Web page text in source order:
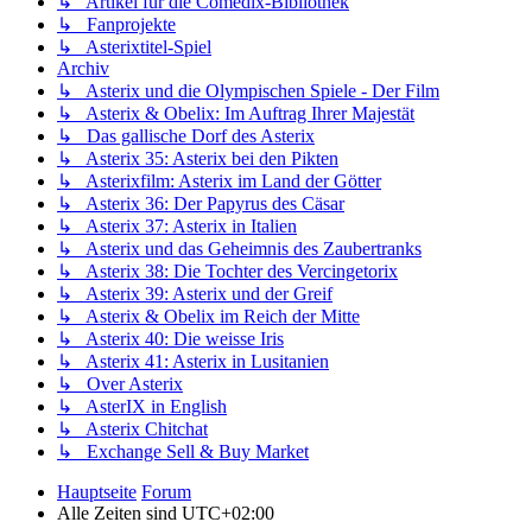
↳ Fanprojekte
↳ Asterixtitel-Spiel
Archiv
↳ Asterix und die Olympischen Spiele - Der Film
↳ Asterix & Obelix: Im Auftrag Ihrer Majestät
↳ Das gallische Dorf des Asterix
↳ Asterix 35: Asterix bei den Pikten
↳ Asterixfilm: Asterix im Land der Götter
↳ Asterix 36: Der Papyrus des Cäsar
↳ Asterix 37: Asterix in Italien
↳ Asterix und das Geheimnis des Zaubertranks
↳ Asterix 38: Die Tochter des Vercingetorix
↳ Asterix 39: Asterix und der Greif
↳ Asterix & Obelix im Reich der Mitte
↳ Asterix 40: Die weisse Iris
↳ Asterix 41: Asterix in Lusitanien
↳ Over Asterix
↳ AsterIX in English
↳ Asterix Chitchat
↳ Exchange Sell & Buy Market
Hauptseite Forum
Alle Zeiten sind UTC+02:00